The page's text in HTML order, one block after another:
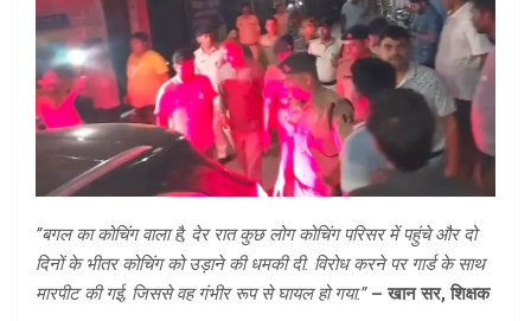
”बगल का कोचिंग वाला है, देर रात कुछ लोग कोचिंग परिसर में पहुंचे और दो
दिनों के भीतर कोचिंग को उड़ाने की धमकी दी. विरोध करने पर गार्ड के साथ
मारपीट की गई, जिससे वह गंभीर रूप से घायल हो गया.” – खान सर, शिक्षक